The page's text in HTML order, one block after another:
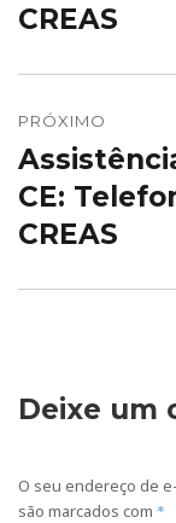
CREAS
PRÓXIMO
Próximo
post:
CE:
CREAS
Deixe um
O seu endereço de
são marcados com *